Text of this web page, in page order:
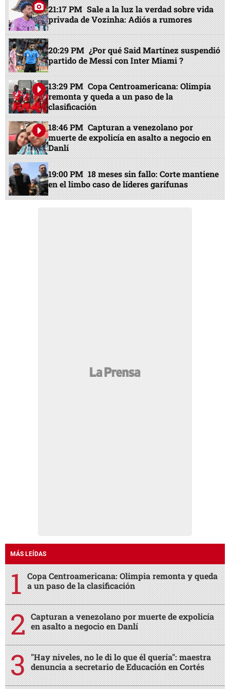
21:17 PM Sale a la luz la verdad sobre vida
privada de Vozinha: Adiós a rumores
20:29 PM ¿Por qué Said Martínez suspendió
partido de Messi con Inter Miami ?
13:29 PM Copa Centroamericana: Olimpia
remonta y queda a un paso de la
clasificación
18:46 PM Capturan a venezolano por
muerte de expolicía en asalto a negocio en
Danlí
19:00 PM 18 meses sin fallo: Corte mantiene
en el limbo caso de líderes garífunas
MÁS LEÍDAS
Copa Centroamericana: Olimpia remonta y queda
a un paso de la clasificación
Capturan a venezolano por muerte de expolicía
en asalto a negocio en Danlí
"Hay niveles, no le di lo que él quería": maestra
denuncia a secretario de Educación en Cortés